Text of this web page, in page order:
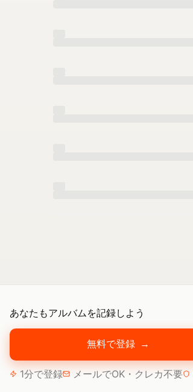
あなたもアルバムを記録しよう
無料で登録 →
1分で登録 メールでOK・クレカ不要